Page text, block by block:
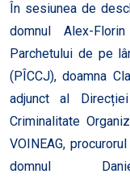
În sesiunea de
domnul Alex-
Parchetului de pe
(PÎCCJ), doamna
adjunct al
Criminalitate
VOINEAG,
domnul Daniel-